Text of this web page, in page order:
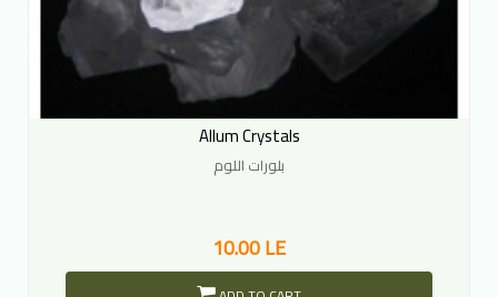
Allum Crystals
بلورات اللوم
10.00 LE